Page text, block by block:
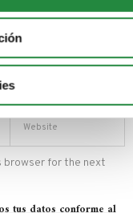
browser for the next